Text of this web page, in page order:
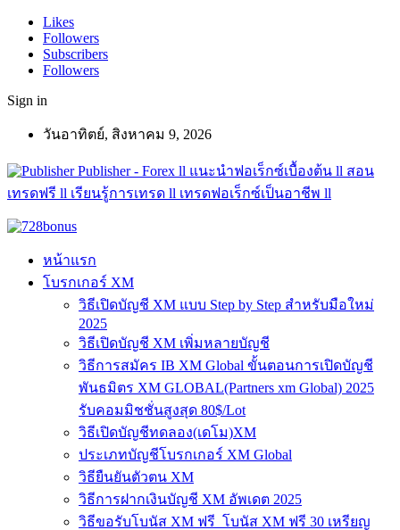
Likes
Followers
Subscribers
Followers
Sign in
วันอาทิตย์, สิงหาคม 9, 2026
Publisher - Forex ll แนะนำฟอเร็กซ์เบื้องต้น ll สอน
เทรดฟรี ll เรียนรู้การเทรด ll เทรดฟอเร็กซ์เป็นอาชีพ ll
หน้าแรก
โบรกเกอร์ XM
วิธีเปิดบัญชี XM แบบ Step by Step สำหรับมือใหม่
2025
วิธีเปิดบัญชี XM เพิ่มหลายบัญชี
วิธีการสมัคร IB XM Global ขั้นตอนการเปิดบัญชี
พันธมิตร XM GLOBAL(Partners xm Global) 2025
รับคอมมิชชั่นสูงสุด 80$/Lot
วิธีเปิดบัญชีทดลอง(เดโม)XM
ประเภทบัญชีโบรกเกอร์ XM Global
วิธียืนยันตัวตน XM
วิธีการฝากเงินบัญชี XM อัพเดต 2025
วิธีขอรับโบนัส XM ฟรี โบนัส XM ฟรี 30 เหรียญ